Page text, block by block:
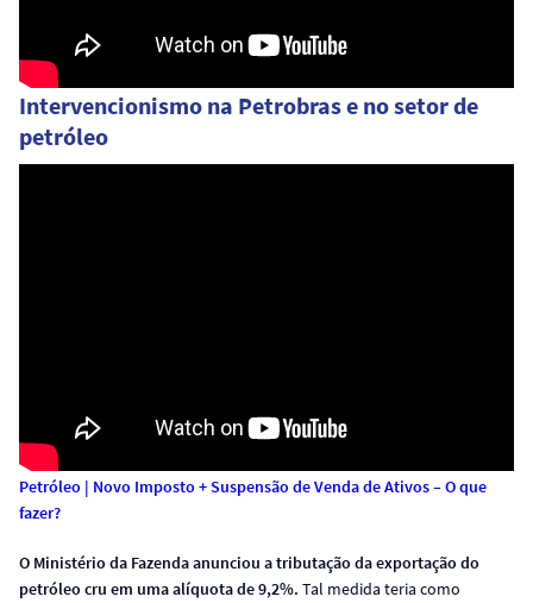
Intervencionismo na Petrobras e no setor de
petróleo
Petróleo | Novo Imposto + Suspensão de Venda de Ativos – O que
fazer?
O Ministério da Fazenda anunciou a tributação da exportação do
petróleo cru em uma alíquota de 9,2%. Tal medida teria como